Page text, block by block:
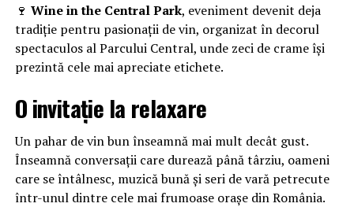
🍷 Wine in the Central Park, eveniment devenit deja
tradiție pentru pasionații de vin, organizat în decorul
spectaculos al Parcului Central, unde zeci de crame își
prezintă cele mai apreciate etichete.
O invitație la relaxare
Un pahar de vin bun înseamnă mai mult decât gust.
Înseamnă conversații care durează până târziu, oameni
care se întâlnesc, muzică bună și seri de vară petrecute
într-unul dintre cele mai frumoase orașe din România.